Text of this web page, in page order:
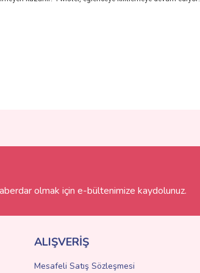
görüntülenemiyor.
olmalı.
olmak için e-bültenimize kaydolunuz.
ALIŞVERİŞ
Mesafeli Satış Sözleşmesi